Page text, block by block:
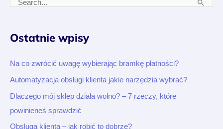
S
u
a
Ostatnie wpisy
Na co zwrócić uwagę wybierając bramkę płatności?
Automatyzacja obsługi klienta jakie narzędzia wybrać?
Dlaczego mój sklep działa wolno? – 7 rzeczy, które
powinieneś sprawdzić
Obsługa klienta – jak robić to dobrze?